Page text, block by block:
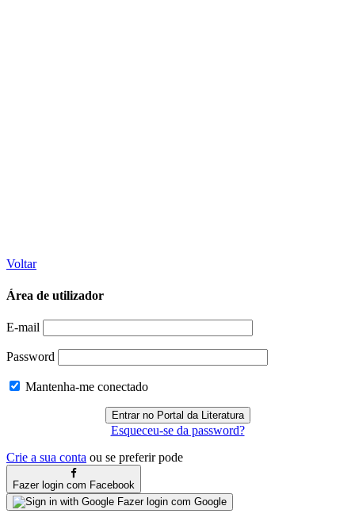
Voltar
Área de utilizador
E-mail
Password
Mantenha-me conectado
Esqueceu-se da password?
Crie a sua conta ou se preferir pode
Fazer login com Facebook
Fazer login com Google